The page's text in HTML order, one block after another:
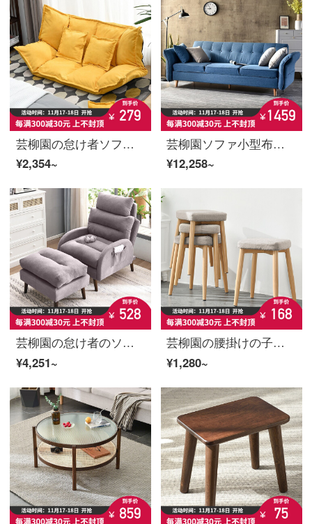
芸柳園の怠け者ソファーの寝室のシングル3人がソファベッドをたたむ小さな部屋型のレジャー椅子のソファーと椅子の畳の多機能レモン黄【一対の抱き枕を送る】
¥2,354~
芸柳園ソファ小型布芸ソファー現代簡単約三人のソファ椅子賃貸部屋ソファ逸品家具宝石青両用ソファ
¥12,258~
芸柳園の怠け者のソファーのベランダの背もたれの椅子は折り畳むことができます。
¥4,251~
芸柳園の腰掛けの子の丸い腰掛けの家の椅子は簡単にテーブルの腰掛けの北欧の風の板の腰掛けを畳むことができます。
¥1,280~